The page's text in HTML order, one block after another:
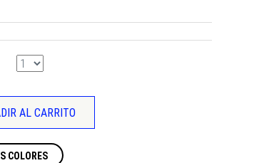
AL CARRITO
COLORES